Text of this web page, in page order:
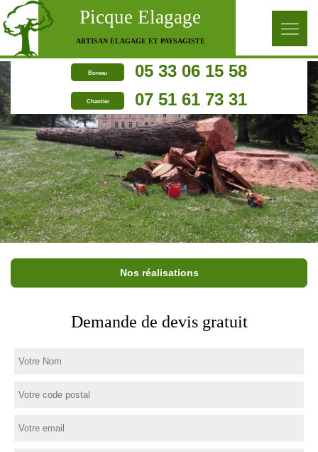
Picque Elagage
ARTISAN ELAGAGE ET PAYSAGISTE
Bureau 05 33 06 15 58
Chantier 07 51 61 73 31
Nos réalisations
Demande de devis gratuit